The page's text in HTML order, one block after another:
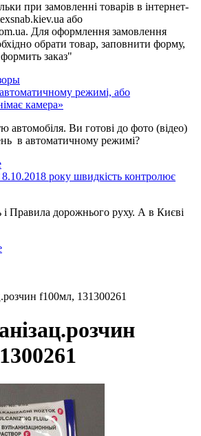
при замовленні товарів в інтернет-
або
Для оформлення замовлення
обрати товар, заповнити форму,
заказ"
режимі, або
камера»
автомобіля. Ви готові до фото (відео)
в автоматичному режимі?
року швидкість контролює
і Правила дорожнього руху. А в Києві
f100мл, 131300261